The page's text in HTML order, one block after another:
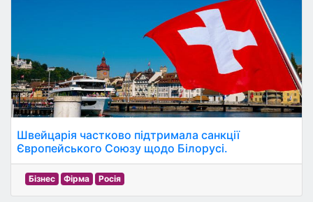
Швейцарія частково підтримала санкції
Європейського Союзу щодо Білорусі.
Бізнес Фірма Росія